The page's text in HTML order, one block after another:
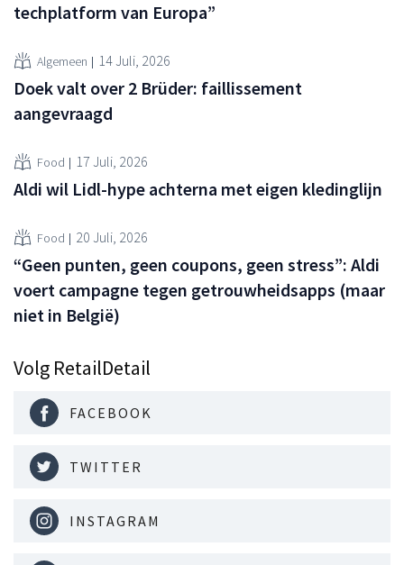
techplatform van Europa”
Algemeen 14 Juli, 2026
Doek valt over 2 Brüder: faillissement
aangevraagd
Food 17 Juli, 2026
Aldi wil Lidl-hype achterna met eigen kledinglijn
Food 20 Juli, 2026
“Geen punten, geen coupons, geen stress”: Aldi
voert campagne tegen getrouwheidsapps (maar
niet in België)
Volg RetailDetail
FACEBOOK
TWITTER
INSTAGRAM